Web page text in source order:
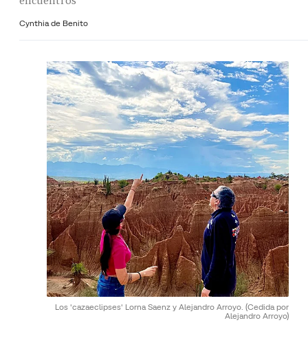
Cynthia de Benito
Los 'cazaeclipses' Lorna Saenz y Alejandro Arroyo. (Cedida por
Alejandro Arroyo)